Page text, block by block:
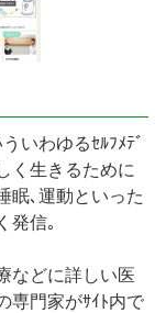
いわゆるｾﾙﾌﾒﾃﾞ
く生きるために
眠､運動といった
発信｡
などに詳しい医
専門家がｻｲﾄ内で